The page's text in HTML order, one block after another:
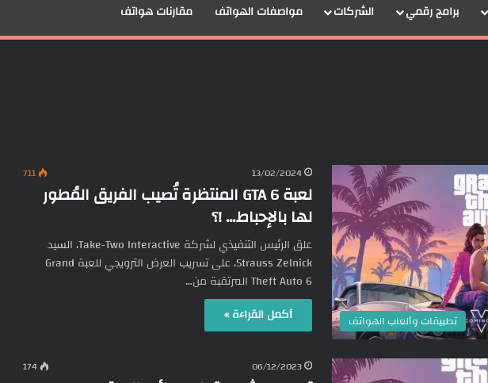
برامج رقمي الشركات مواصفات الهواتف مقارنات هواتف
تطبيقات وألعاب الهواتف
13/02/2024
711
لعبة GTA 6 المنتظرة تُصيب الفريق المُطور
لها بالإحباط… !؟
علق الرئيس التنفيذي لشركة Take-Two Interactive، السيد
Strauss Zelnick، على تسريب العرض الترويجي للعبة Grand
Theft Auto 6 المرتقبة من…
أكمل القراءة »
06/12/2023
174